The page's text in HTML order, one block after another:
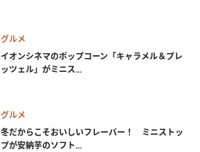
グルメ
イオンシネマのポップコーン「キャラメル＆プレ
ッツェル」がミニス...
グルメ
冬だからこそおいしいフレーバー！ ミニストッ
プが安納芋のソフト...